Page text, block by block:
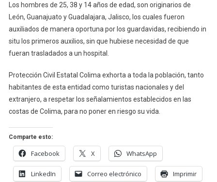
De
Los hombres de 25, 38 y 14 años de edad, son originarios de
León, Guanajuato y Guadalajara, Jalisco, los cuales fueron
auxiliados de manera oportuna por los guardavidas, recibiendo in
situ los primeros auxilios, sin que hubiese necesidad de que
fueran trasladados a un hospital.
Protección Civil Estatal Colima exhorta a toda la población, tanto
habitantes de esta entidad como turistas nacionales y del
extranjero, a respetar los señalamientos establecidos en las
costas de Colima, para no poner en riesgo su vida.
Comparte esto:
Facebook X WhatsApp
LinkedIn Correo electrónico Imprimir